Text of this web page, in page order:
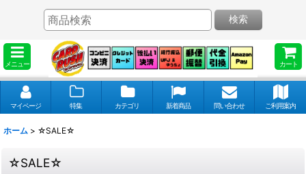
メニュー カート
検索
マイページ 特集 カテゴリ 新着商品 問い合わせ ご利用案内
ホーム > ☆SALE☆
☆SALE☆